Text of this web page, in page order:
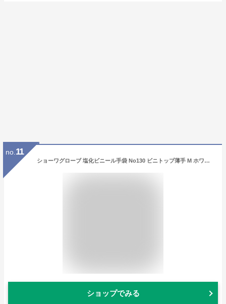
no. 11
ショーワグローブ 塩化ビニール手袋 No130 ビニトップ薄手 M ホワイト NO130-MW
ショップでみる